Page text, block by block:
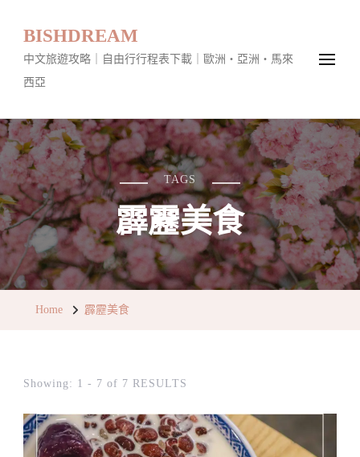
BISHDREAM
中文旅遊攻略｜自由行行程表下載｜歐洲・亞洲・馬來
西亞
TAGS
霹靂美食
Home 霹靂美食
Showing: 1 - 7 of 7 RESULTS